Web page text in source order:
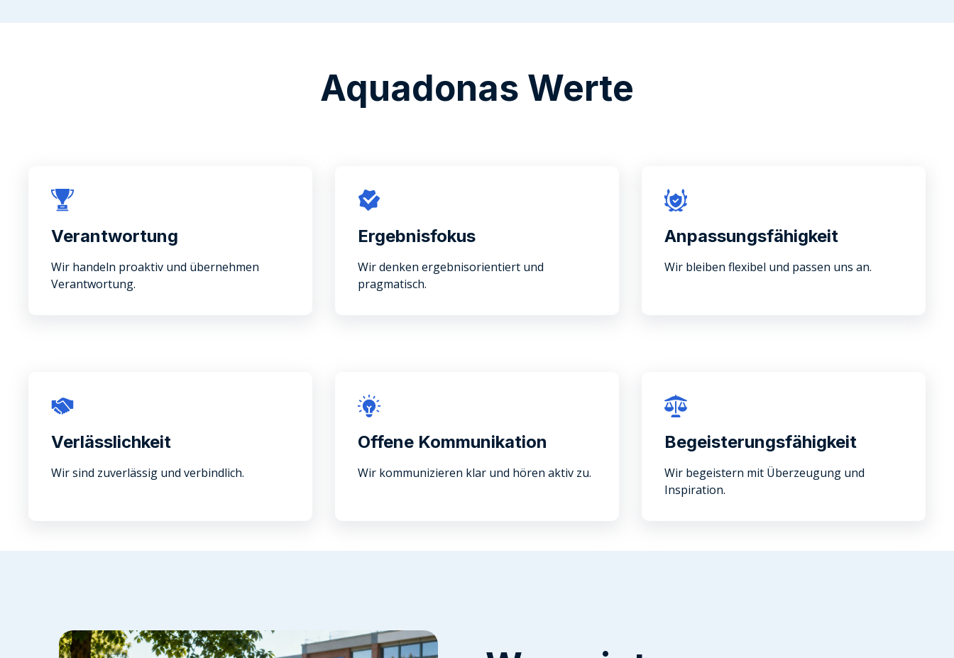
Aquadonas Werte
Verantwortung
Wir handeln proaktiv und übernehmen
Verantwortung.
Ergebnisfokus
Wir denken ergebnisorientiert und
pragmatisch.
Anpassungsfähigkeit
Wir bleiben flexibel und passen uns an.
Verlässlichkeit
Wir sind zuverlässig und verbindlich.
Offene Kommunikation
Wir kommunizieren klar und hören aktiv zu.
Begeisterungsfähigkeit
Wir begeistern mit Überzeugung und
Inspiration.